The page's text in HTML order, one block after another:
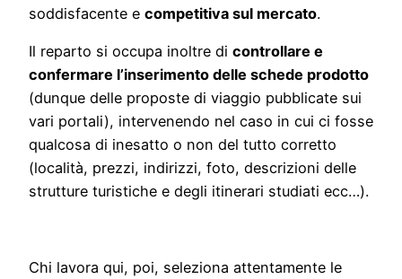
soddisfacente e competitiva sul mercato.
Il reparto si occupa inoltre di controllare e
confermare l’inserimento delle schede prodotto
(dunque delle proposte di viaggio pubblicate sui
vari portali), intervenendo nel caso in cui ci fosse
qualcosa di inesatto o non del tutto corretto
(località, prezzi, indirizzi, foto, descrizioni delle
strutture turistiche e degli itinerari studiati ecc…).
Chi lavora qui, poi, seleziona attentamente le